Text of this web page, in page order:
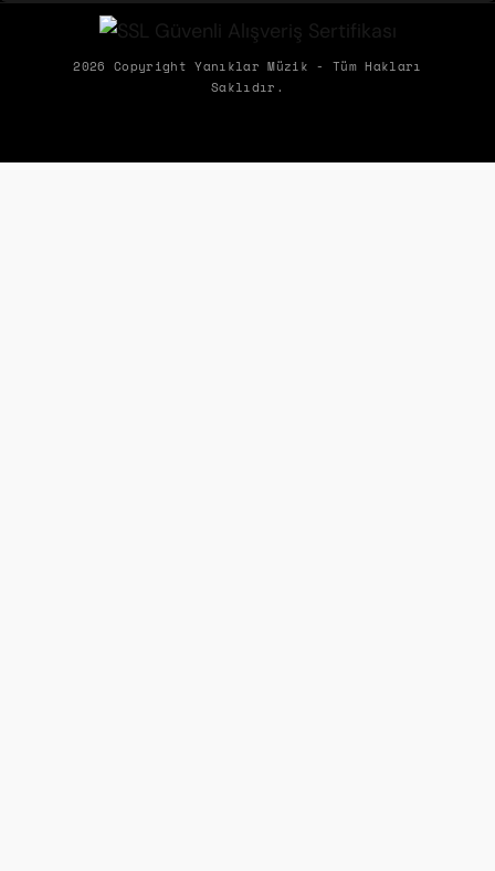
BIZDEN HABERDAR OLMAK İSTER MISIN?
hem de müşterileriyle kurduğu etkileşimleri dönüştürerek ortaya
2026 Copyright Yanıklar Müzik - Tüm Hakları
Saklıdır.